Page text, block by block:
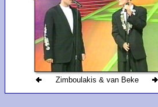
Zimboulakis & van Beke